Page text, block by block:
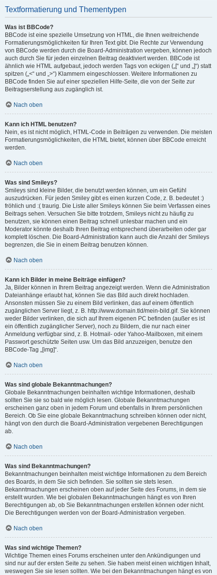
Textformatierung und Thementypen
Was ist BBCode?
BBCode ist eine spezielle Umsetzung von HTML, die Ihnen weitreichende
Formatierungsmöglichkeiten für Ihren Text gibt. Die Rechte zur Verwendung
von BBCode werden durch die Board-Administration vergeben, können jedoch
auch durch Sie für jeden einzelnen Beitrag deaktiviert werden. BBCode ist
ähnlich wie HTML aufgebaut, jedoch werden Tags von eckigen („[“ und „]“) statt
spitzen („<“ und „>“) Klammern eingeschlossen. Weitere Informationen zu
BBCode finden Sie auf einer speziellen Hilfe-Seite, die von der Seite zur
Beitragserstellung aus zugänglich ist.
Nach oben
Kann ich HTML benutzen?
Nein, es ist nicht möglich, HTML-Code in Beiträgen zu verwenden. Die meisten
Formatierungsmöglichkeiten, die HTML bietet, können über BBCode erreicht
werden.
Nach oben
Was sind Smileys?
Smileys sind kleine Bilder, die benutzt werden können, um ein Gefühl
auszudrücken. Für jeden Smiley gibt es einen kurzen Code, z. B. bedeutet :)
fröhlich und :( traurig. Die Liste aller Smileys können Sie beim Verfassen eines
Beitrags sehen. Versuchen Sie bitte trotzdem, Smileys nicht zu häufig zu
benutzen, sie können einen Beitrag schnell unlesbar machen und ein
Moderator könnte deshalb Ihren Beitrag entsprechend überarbeiten oder gar
komplett löschen. Die Board-Administration kann auch die Anzahl der Smileys
begrenzen, die Sie in einem Beitrag benutzen können.
Nach oben
Kann ich Bilder in meine Beiträge einfügen?
Ja, Bilder können in Ihrem Beitrag angezeigt werden. Wenn die Administration
Dateianhänge erlaubt hat, können Sie das Bild auch direkt hochladen.
Ansonsten müssen Sie zu einem Bild verlinken, das auf einem öffentlich
zugänglichen Server liegt, z. B. http://www.domain.tld/mein-bild.gif. Sie können
weder Bilder verlinken, die sich auf Ihrem eigenen PC befinden (außer es ist
ein öffentlich zugänglicher Server), noch zu Bildern, die nur nach einer
Anmeldung verfügbar sind, z. B. Hotmail- oder Yahoo-Mailboxen, mit einem
Passwort geschützte Seiten usw. Um das Bild anzuzeigen, benutze den
BBCode-Tag „[img]“.
Nach oben
Was sind globale Bekanntmachungen?
Globale Bekanntmachungen beinhalten wichtige Informationen, deshalb
sollten Sie sie so bald wie möglich lesen. Globale Bekanntmachungen
erscheinen ganz oben in jedem Forum und ebenfalls in Ihrem persönlichen
Bereich. Ob Sie eine globale Bekanntmachung schreiben können oder nicht,
hängt von den durch die Board-Administration vergebenen Berechtigungen
ab.
Nach oben
Was sind Bekanntmachungen?
Bekanntmachungen beinhalten meist wichtige Informationen zu dem Bereich
des Boards, in dem Sie sich befinden. Sie sollten sie stets lesen.
Bekanntmachungen erscheinen oben auf jeder Seite des Forums, in dem sie
erstellt wurden. Wie bei globalen Bekanntmachungen hängt es von Ihren
Berechtigungen ab, ob Sie Bekanntmachungen erstellen können oder nicht.
Die Berechtigungen werden von der Board-Administration vergeben.
Nach oben
Was sind wichtige Themen?
Wichtige Themen eines Forums erscheinen unter den Ankündigungen und
sind nur auf der ersten Seite zu sehen. Sie haben meist einen wichtigen Inhalt,
weswegen Sie sie lesen sollten. Wie bei den Bekanntmachungen hängt es von